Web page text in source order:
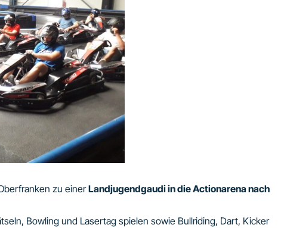
zu einerLandjugendgaudi in die Actionarena nach
Bowling und Lasertag spielen sowie Bullriding, Dart, Kicker